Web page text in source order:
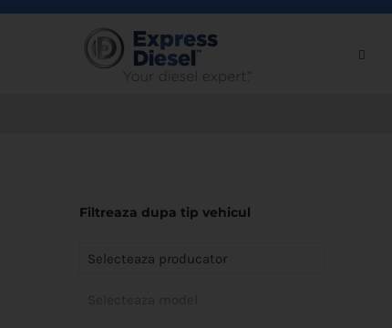
Skip
Filtreaza dupa tip vehicul
Selecteaza producator